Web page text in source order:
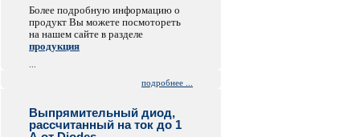
Более подробную информацию о
продукт Вы можете посмотореть
на нашем сайте в разделе
продукция
подробнее ...
Выпрямительный диод,
рассчитанный на ток до 1